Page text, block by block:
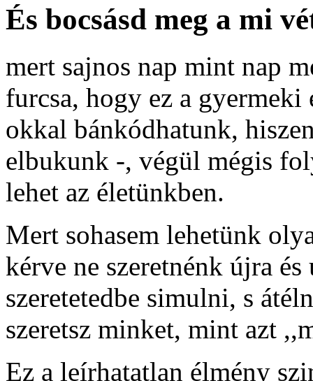
És bocsásd meg a mi
mert sajnos nap mint nap
furcsa, hogy ez a gyermeki
okkal bánkódhatunk,
elbukunk -, végül mégis
lehet az életünkben.
Mert sohasem lehetünk
kérve ne szeretnénk újra
szeretetedbe simulni, s
szeretsz minket, mint azt
Ez a leírhatatlan élmény